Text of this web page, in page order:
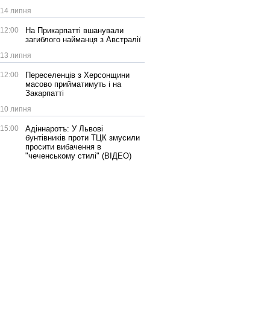
14 липня
12:00
На Прикарпатті вшанували
загиблого найманця з Австралії
13 липня
12:00
Переселенців з Херсонщини
масово прийматимуть і на
Закарпатті
10 липня
15:00
Адіннаротъ: У Львові
бунтівників проти ТЦК змусили
просити вибачення в
"чеченському стилі" (ВІДЕО)